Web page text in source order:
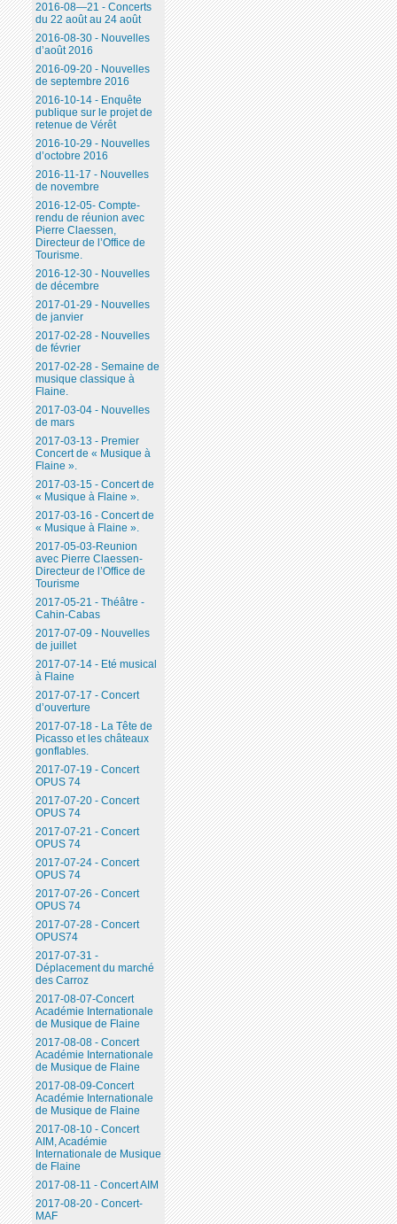
2016-08—21 - Concerts
du 22 août au 24 août
2016-08-30 - Nouvelles
d’août 2016
2016-09-20 - Nouvelles
de septembre 2016
2016-10-14 - Enquête
publique sur le projet de
retenue de Vérêt
2016-10-29 - Nouvelles
d’octobre 2016
2016-11-17 - Nouvelles
de novembre
2016-12-05- Compte-
rendu de réunion avec
Pierre Claessen,
Directeur de l’Office de
Tourisme.
2016-12-30 - Nouvelles
de décembre
2017-01-29 - Nouvelles
de janvier
2017-02-28 - Nouvelles
de février
2017-02-28 - Semaine de
musique classique à
Flaine.
2017-03-04 - Nouvelles
de mars
2017-03-13 - Premier
Concert de « Musique à
Flaine ».
2017-03-15 - Concert de
« Musique à Flaine ».
2017-03-16 - Concert de
« Musique à Flaine ».
2017-05-03-Reunion
avec Pierre Claessen-
Directeur de l’Office de
Tourisme
2017-05-21 - Théâtre -
Cahin-Cabas
2017-07-09 - Nouvelles
de juillet
2017-07-14 - Eté musical
à Flaine
2017-07-17 - Concert
d’ouverture
2017-07-18 - La Tête de
Picasso et les châteaux
gonflables.
2017-07-19 - Concert
OPUS 74
2017-07-20 - Concert
OPUS 74
2017-07-21 - Concert
OPUS 74
2017-07-24 - Concert
OPUS 74
2017-07-26 - Concert
OPUS 74
2017-07-28 - Concert
OPUS74
2017-07-31 -
Déplacement du marché
des Carroz
2017-08-07-Concert
Académie Internationale
de Musique de Flaine
2017-08-08 - Concert
Académie Internationale
de Musique de Flaine
2017-08-09-Concert
Académie Internationale
de Musique de Flaine
2017-08-10 - Concert
AIM, Académie
Internationale de Musique
de Flaine
2017-08-11 - Concert AIM
2017-08-20 - Concert-
MAF